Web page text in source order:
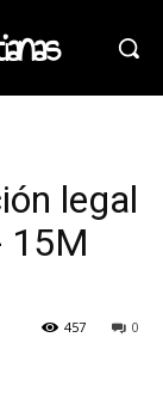
legal
15M
0
457